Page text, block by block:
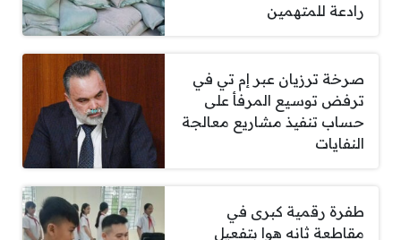
رادعة للمتهمين
صرخة ترزيان عبر إم تي في
ترفض توسيع المرفأ على
حساب تنفيذ مشاريع معالجة
النفايات
طفرة رقمية كبرى في
مقاطعة ثانه هوا بتفعيل